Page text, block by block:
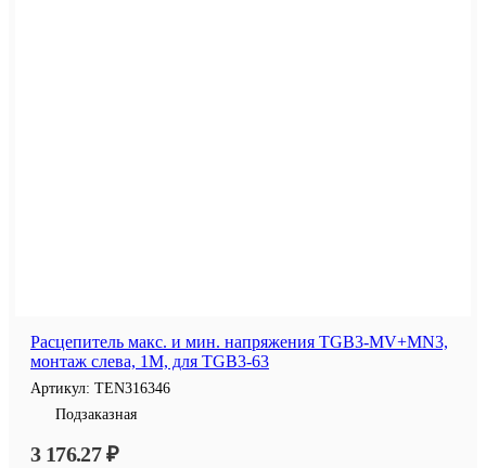
Расцепитель макс. и мин. напряжения TGB3-MV+MN3,
монтаж слева, 1M, для TGB3-63
Артикул: TEN316346
Подзаказная
3 176.27 ₽